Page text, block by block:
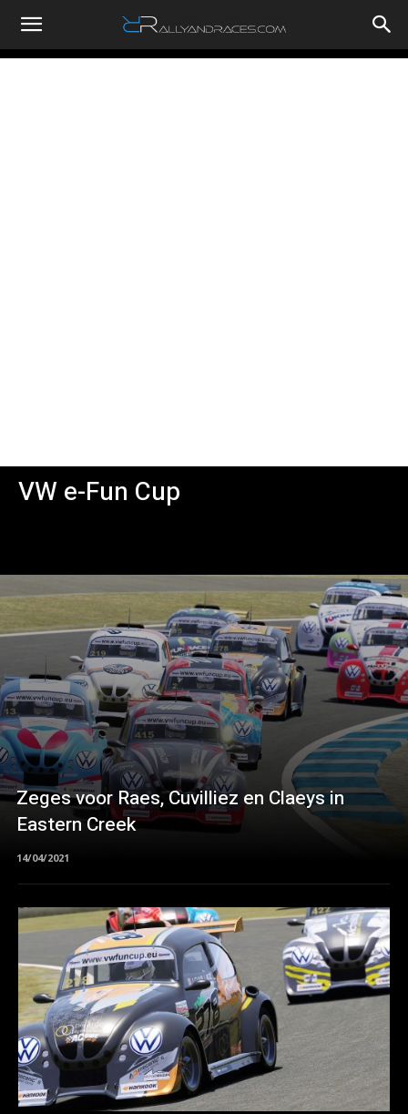
RallyandRaces.com
VW e-Fun Cup
Zeges voor Raes, Cuvilliez en Claeys in
Eastern Creek
14/04/2021